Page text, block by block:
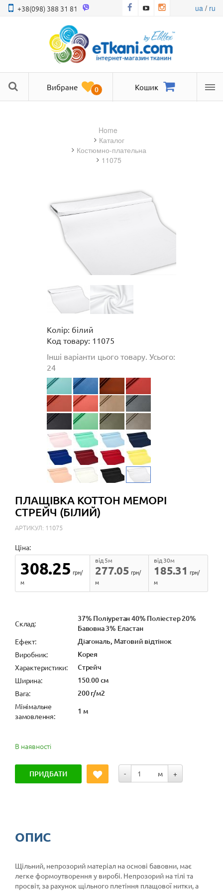
+38(098) 388 31 81 ua/ ru
Вибране 0 Кошик
Home
Каталог
костюмно-плательна
11075
Колір: білий
Код товару: 11075
Інші варіанти цього товару. Усього:
24
ПЛАЩІВКА КОТТОН МЕМОРІ
СТРЕЙЧ (БІЛИЙ)
АРТИКУЛ: 11075
Ціна:
308.25 грн/
м
277.05
від 5м
грн/
м
185.31
від 30м
грн/
м
Cклад:
37% Поліуретан 40% Поліестер 20%
Бавовна 3% Еластан
Ефект: Діагональ, Матовий відтінок
Виробник: Корея
Характеристики: Стрейч
Ширина: 150.00 см
Вага: 200 г/м2
Мінімальне
замовлення:
1 м
В наявності
ПРИДБАТИ - м +
ОПИС
Щільний, непрозорий матеріал на основі бавовни, має
легке формоутворення у виробі. Непрозорий на тілі та
просвіт, за рахунок щільного плетіння плащової нитки, а